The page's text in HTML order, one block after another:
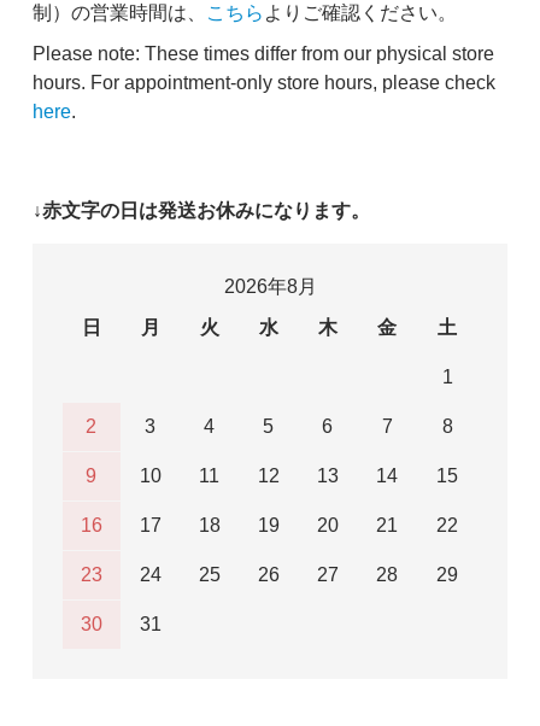
制）の営業時間は、
こちら よりご確認ください。
Please note: These times differ from our physical store
hours. For appointment-only store hours, please check
here.
↓赤文字の日は発送お休みになります。
2026年8月
日
月 火 水 木 金 土
1
2 3 4 5 6 7 8
9 10 11 12 13 14 15
16 17 18 19 20 21 22
23 24 25 26 27 28 29
30 31